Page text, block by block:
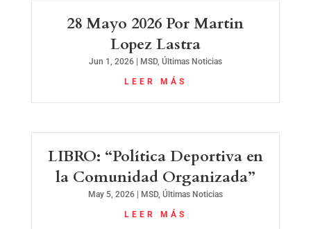
28 Mayo 2026 Por Martin
Lopez Lastra
Jun 1, 2026| MSD, Últimas Noticias
LEER MÁS
LIBRO: “Política Deportiva en
la Comunidad Organizada”
May 5, 2026| MSD, Últimas Noticias
LEER MÁS